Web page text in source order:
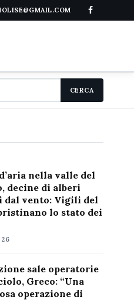
CERCA
nella valle del
decine di alberi
dal vento: Vigili del
lo stato dei
sale operatorie
Greco: “Una
operazione di